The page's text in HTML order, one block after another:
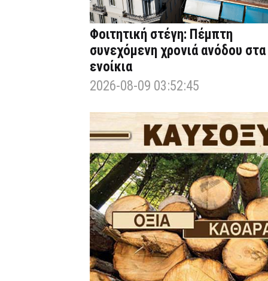
Φοιτητική στέγη: Πέμπτη
συνεχόμενη χρονιά ανόδου στα
ενοίκια
2026-08-09 03:52:45